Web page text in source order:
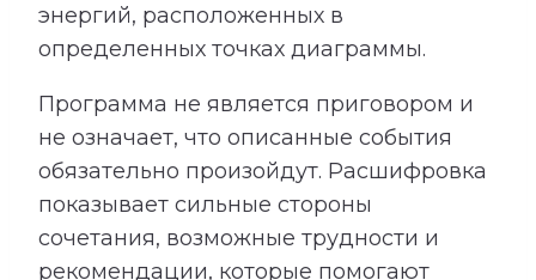
энергий, расположенных в
определенных точках диаграммы.
Программа не является приговором и
не означает, что описанные события
обязательно произойдут. Расшифровка
показывает сильные стороны
сочетания, возможные трудности и
рекомендации, которые помогают